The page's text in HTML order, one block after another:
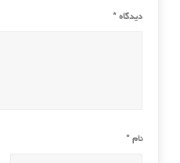
دیدگاه *
نام *